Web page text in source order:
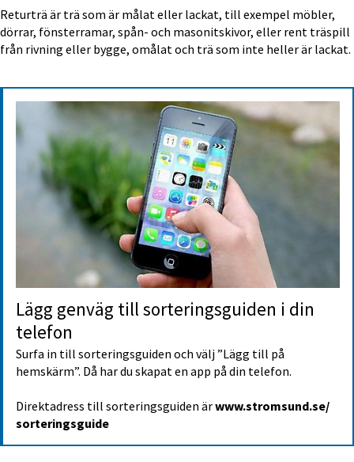
Returträ är trä som är målat eller lackat, till exempel möbler,
dörrar, fönsterramar, spån- och masonitskivor, eller rent träspill
från rivning eller bygge, omålat och trä som inte heller är lackat.
Lägg genväg till sorterings­guiden i din
telefon
Surfa in till sorteringsguiden och välj ”Lägg till på
hemskärm”. Då har du skapat en app på din telefon.
Direktadress till sorteringsguiden är www.stromsund.se/
sorteringsguide